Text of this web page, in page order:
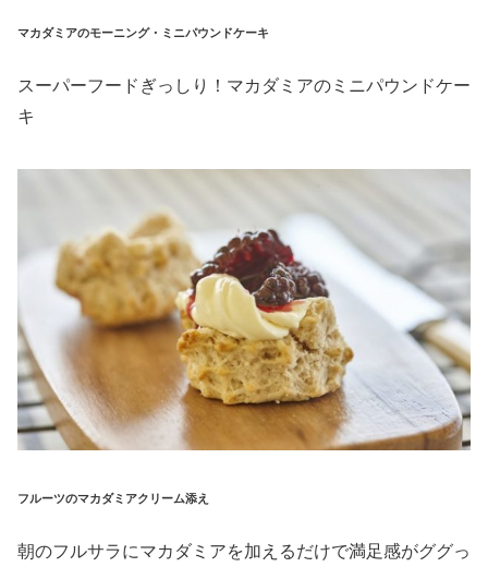
マカダミアのモーニング・ミニパウンドケーキ
スーパーフードぎっしり！マカダミアのミニパウンドケー
キ
フルーツのマカダミアクリーム添え
朝のフルサラにマカダミアを加えるだけで満足感がググっ